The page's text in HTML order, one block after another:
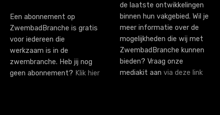
Een abonnement op
ZwembadBranche is gratis
voor iedereen die
werkzaam is in de
zwembranche. Heb jij nog
geen abonnement? Klik hier
de laatste ontwikkelingen
binnen hun vakgebied. Wil je
meer informatie over de
mogelijkheden die wij met
ZwembadBranche kunnen
bieden? Vraag onze
mediakit aan via deze link